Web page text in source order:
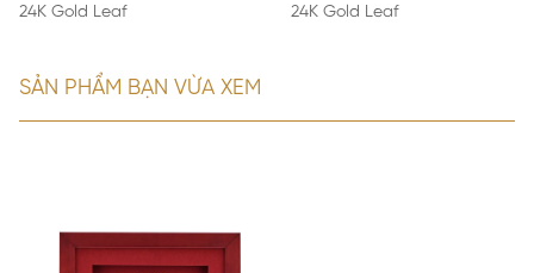
24K Gold Leaf
24K Gold Leaf
SẢN PHẨM BẠN VỪA XEM